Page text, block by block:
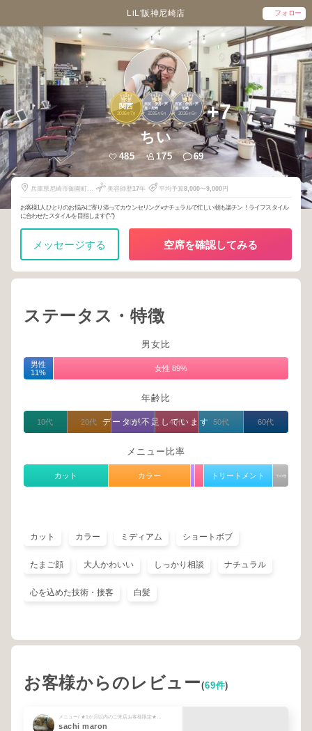
LiL'阪神尼崎店 フォロー
3
関西
2026年 7月
1
西宮・伊丹・芦
屋・尼崎
2026年6月
1
西宮・伊丹・芦
屋・尼崎
2026年6月 +7
ちい
485 175 69
兵庫県尼崎市御園町ロ
美容師歴17年 平均予算8,000〜9,000円
お客様1人ひとりのお悩みに寄り添ってカウンセリング⭐︎ナチュラルで忙しい朝も楽チン！ライフスタイル
に合わせたスタイルを目指します(^-^)
メッセージする 空席を確認してみる
ステータス・特徴
男女比
男性
11%
女性 89%
年齢比
データが不足しています
10代 20代 30代 40代 50代 60代
メニュー比率
カット カラー トリートメント その他
カット カラー ミディアム ショートボブ
たまご顔 大人かわいい しっかり相談 ナチュラル
心を込めた技術・接客 白髪
お客様からのレビュー(69件)
sachi maron